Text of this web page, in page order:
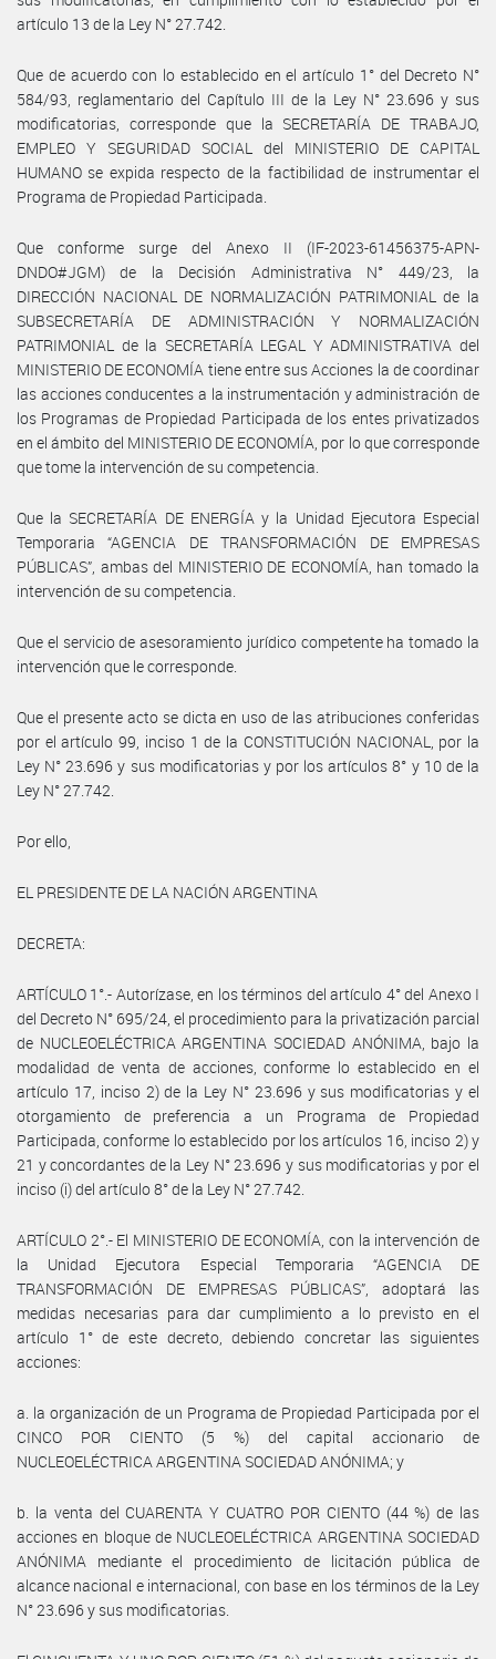
artículo 13 de la Ley N° 27.742.
Que de acuerdo con lo establecido en el artículo 1° del Decreto N°
584/93, reglamentario del Capítulo III de la Ley N° 23.696 y sus
modificatorias, corresponde que la SECRETARÍA DE TRABAJO,
EMPLEO Y SEGURIDAD SOCIAL del MINISTERIO DE CAPITAL
HUMANO se expida respecto de la factibilidad de instrumentar el
Programa de Propiedad Participada.
Que conforme surge del Anexo II (IF-2023-61456375-APN-
DNDO#JGM) de la Decisión Administrativa N° 449/23, la
DIRECCIÓN NACIONAL DE NORMALIZACIÓN PATRIMONIAL de la
SUBSECRETARÍA DE ADMINISTRACIÓN Y NORMALIZACIÓN
PATRIMONIAL de la SECRETARÍA LEGAL Y ADMINISTRATIVA del
MINISTERIO DE ECONOMÍA tiene entre sus Acciones la de coordinar
las acciones conducentes a la instrumentación y administración de
los Programas de Propiedad Participada de los entes privatizados
en el ámbito del MINISTERIO DE ECONOMÍA, por lo que corresponde
que tome la intervención de su competencia.
Que la SECRETARÍA DE ENERGÍA y la Unidad Ejecutora Especial
Temporaria “AGENCIA DE TRANSFORMACIÓN DE EMPRESAS
PÚBLICAS”, ambas del MINISTERIO DE ECONOMÍA, han tomado la
intervención de su competencia.
Que el servicio de asesoramiento jurídico competente ha tomado la
intervención que le corresponde.
Que el presente acto se dicta en uso de las atribuciones conferidas
por el artículo 99, inciso 1 de la CONSTITUCIÓN NACIONAL, por la
Ley N° 23.696 y sus modificatorias y por los artículos 8° y 10 de la
Ley N° 27.742.
Por ello,
EL PRESIDENTE DE LA NACIÓN ARGENTINA
DECRETA:
ARTÍCULO 1°.- Autorízase, en los términos del artículo 4° del Anexo I
del Decreto N° 695/24, el procedimiento para la privatización parcial
de NUCLEOELÉCTRICA ARGENTINA SOCIEDAD ANÓNIMA, bajo la
modalidad de venta de acciones, conforme lo establecido en el
artículo 17, inciso 2) de la Ley N° 23.696 y sus modificatorias y el
otorgamiento de preferencia a un Programa de Propiedad
Participada, conforme lo establecido por los artículos 16, inciso 2) y
21 y concordantes de la Ley N° 23.696 y sus modificatorias y por el
inciso (i) del artículo 8° de la Ley N° 27.742.
ARTÍCULO 2°.- El MINISTERIO DE ECONOMÍA, con la intervención de
la Unidad Ejecutora Especial Temporaria “AGENCIA DE
TRANSFORMACIÓN DE EMPRESAS PÚBLICAS”, adoptará las
medidas necesarias para dar cumplimiento a lo previsto en el
artículo 1° de este decreto, debiendo concretar las siguientes
acciones:
a. la organización de un Programa de Propiedad Participada por el
CINCO POR CIENTO (5 %) del capital accionario de
NUCLEOELÉCTRICA ARGENTINA SOCIEDAD ANÓNIMA; y
b. la venta del CUARENTA Y CUATRO POR CIENTO (44 %) de las
acciones en bloque de NUCLEOELÉCTRICA ARGENTINA SOCIEDAD
ANÓNIMA mediante el procedimiento de licitación pública de
alcance nacional e internacional, con base en los términos de la Ley
N° 23.696 y sus modificatorias.